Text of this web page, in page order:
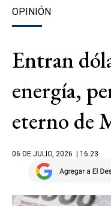
OPINIÓN
Entran
energía,
eterno de
06 DE JULIO, 2026 | 16.23